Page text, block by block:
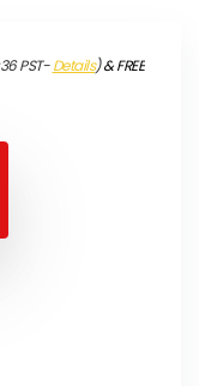
PST-Details)&FREE